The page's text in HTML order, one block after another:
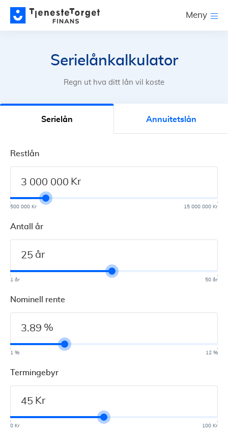
Meny
Serielånkalkulator
Regn ut hva ditt lån vil koste
Serielån Annuitetslån
Restlån
Kr
15 000 000 Kr
500 000 Kr
Antall år
år
50 år
1 år
Nominell rente
%
12 %
1 %
Termingebyr
Kr
100 Kr
0 Kr